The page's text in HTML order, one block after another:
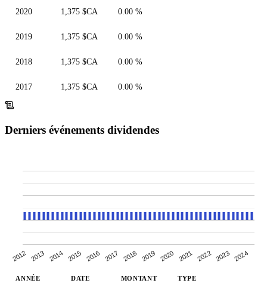
2020 1,375 $CA 0.00 %
2019 1,375 $CA 0.00 %
2018 1,375 $CA 0.00 %
2017 1,375 $CA 0.00 %
Derniers événements dividendes
2012 2013 2014 2015 2016 2017 2018 2019 2020 2021 2022 2023 2024
ANNÉE DATE MONTANT TYPE